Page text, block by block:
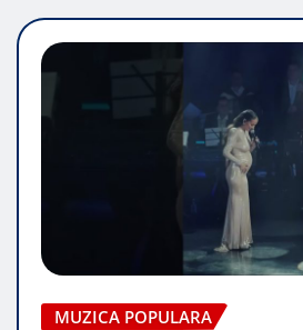
MUZICA POPULARA